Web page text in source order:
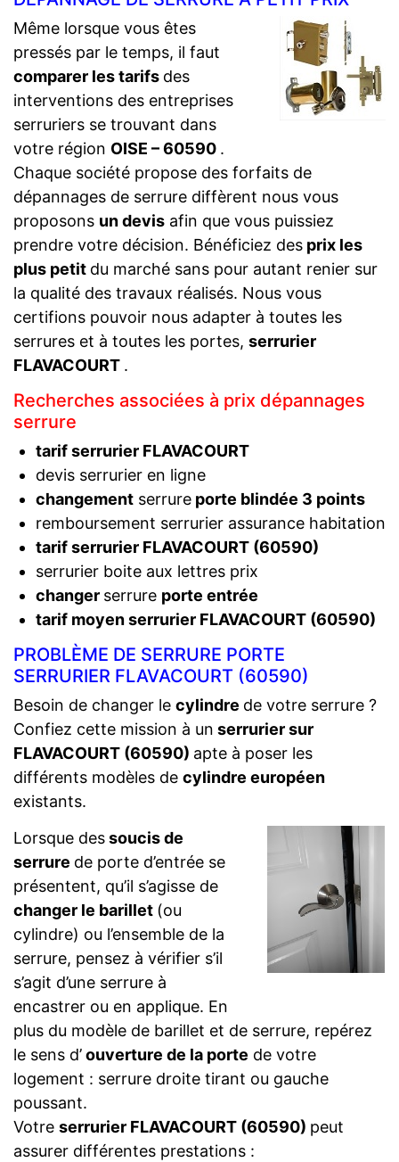
Même lorsque vous êtes
pressés par le temps, il faut
comparer les tarifs des
interventions des entreprises
serruriers se trouvant dans
votre région OISE – 60590 .
Chaque société propose des forfaits de
dépannages de serrure diffèrent nous vous
proposons un devis afin que vous puissiez
prendre votre décision. Bénéficiez des prix les
plus petit du marché sans pour autant renier sur
la qualité des travaux réalisés. Nous vous
certifions pouvoir nous adapter à toutes les
serrures et à toutes les portes, serrurier
FLAVACOURT .
Recherches associées à prix dépannages
serrure
tarif serrurier FLAVACOURT
devis serrurier en ligne
changementserrureporte blindée 3 points
remboursement serrurier assurance habitation
tarif serrurier FLAVACOURT (60590)
serrurier boite aux lettres prix
changer serrure porte entrée
tarif moyen serrurier FLAVACOURT (60590)
PROBLÈME DE SERRURE PORTE
SERRURIER FLAVACOURT (60590)
Besoin de changer le cylindre de votre serrure ?
Confiez cette mission à un serrurier sur
FLAVACOURT (60590) apte à poser les
différents modèles de cylindre européen
existants.
Lorsque dessoucis de
serrure de porte d’entrée se
présentent, qu’il s’agisse de
changer le barillet (ou
cylindre) ou l’ensemble de la
serrure, pensez à vérifier s’il
s’agit d’une serrure à
encastrer ou en applique. En
plus du modèle de barillet et de serrure, repérez
le sens d’ouverture de la porte de votre
logement : serrure droite tirant ou gauche
poussant.
Votre serrurier FLAVACOURT (60590) peut
assurer différentes prestations :